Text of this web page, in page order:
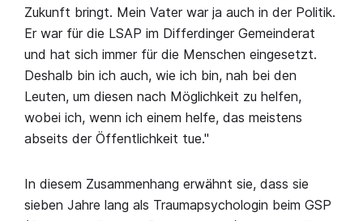
Zukunft bringt. Mein Vater war ja auch in der Politik.
Er war für die LSAP im Differdinger Gemeinderat
und hat sich immer für die Menschen eingesetzt.
Deshalb bin ich auch, wie ich bin, nah bei den
Leuten, um diesen nach Möglichkeit zu helfen,
wobei ich, wenn ich einem helfe, das meistens
abseits der Öffentlichkeit tue."
In diesem Zusammenhang erwähnt sie, dass sie
sieben Jahre lang als Traumapsychologin beim GSP